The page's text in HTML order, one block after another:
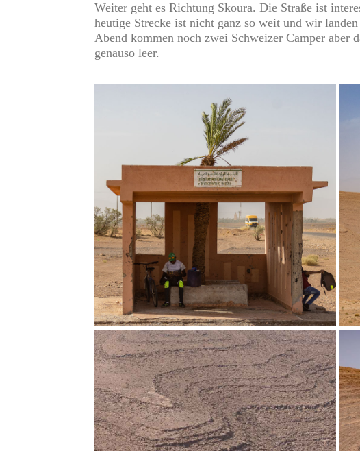
Weiter geht es Richtung Skoura. Die Straße ist
heutige Strecke ist nicht ganz so weit und wir
Abend kommen noch zwei Schweizer Camper aber
genauso leer.